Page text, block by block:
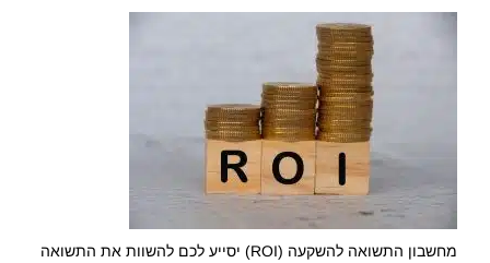
מחשבון התשואה להשקעה (ROI) יסייע לכם להשוות את התשואה